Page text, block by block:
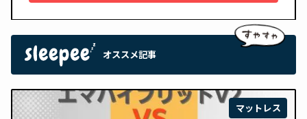
オススメ記事
マットレス